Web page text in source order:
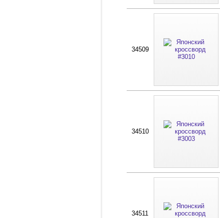
34509
34510
34511